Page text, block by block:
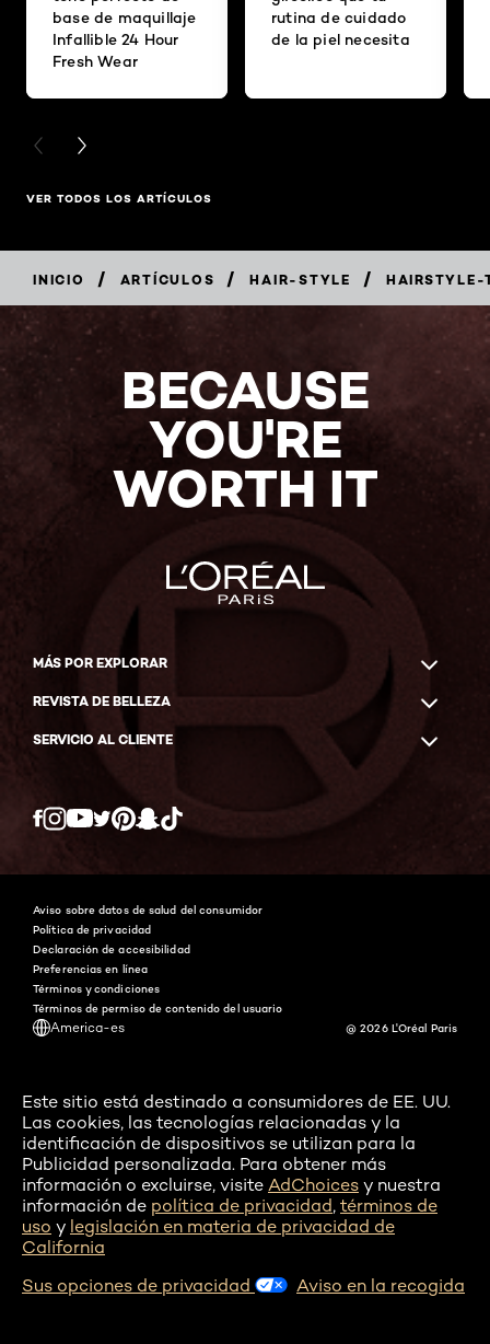
base de maquillaje
Infallible 24 Hour
Fresh Wear
rutina de cuidado
de la piel necesita
PREVIOUS CARD
NEXT CARD
VER TODOS LOS ARTÍCULOS
INICIO / ARTÍCULOS / HAIR-STYLE / HAIRSTYLE-
BECAUSE
YOU'RE
WORTH IT
MÁS POR EXPLORAR
REVISTA DE BELLEZA
SERVICIO AL CLIENTE
Twitter
America-es
Aviso sobre datos de salud del consumidor
Política de privacidad
Declaración de accesibilidad
Preferencias en línea
Términos y condiciones
Términos de permiso de contenido del usuario
@ 2026 L'Oréal Paris
Este sitio está destinado a consumidores de EE. UU.
Las cookies, las tecnologías relacionadas y la
identificación de dispositivos se utilizan para la
Publicidad personalizada. Para obtener más
información o excluirse, visite AdChoices y nuestra
información de política de privacidad, términos de
uso y legislación en materia de privacidad de
California
Sus opciones de privacidad
Aviso en la recogida